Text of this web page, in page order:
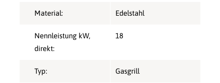
Material: Edelstahl
Nennleistung kW,
direkt:
18
Typ: Gasgrill